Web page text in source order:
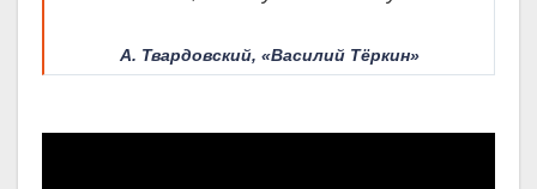
А. Твардовский, «Василий Тёркин»